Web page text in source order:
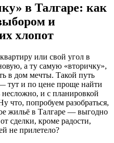
в Талгаре: как
и
хлопот
или свой угол в
а ту самую «вторичку»,
в дом мечты. Такой путь
тут и по цене проще найти
и с планировкой
что, попробуем разобраться,
жильё в Талгаре — выгодно
сделки, кроме радости,
не прилетело?